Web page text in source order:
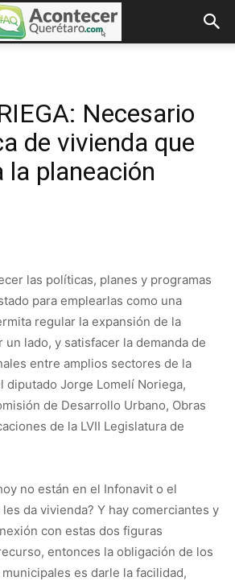
Necesario
de vivienda que
planeación
las políticas, planes y programas
para emplearlas como una
regular la expansión de la
un lado, y satisfacer la demanda de
entre amplios sectores de la
diputado Jorge Lomelí Noriega,
de Desarrollo Urbano, Obras
de la LVII Legislatura de
no están en el Infonavit o el
les da vivienda? Y hay comerciantes y
con estas dos figuras
entonces la obligación de los
es darle la facilidad,